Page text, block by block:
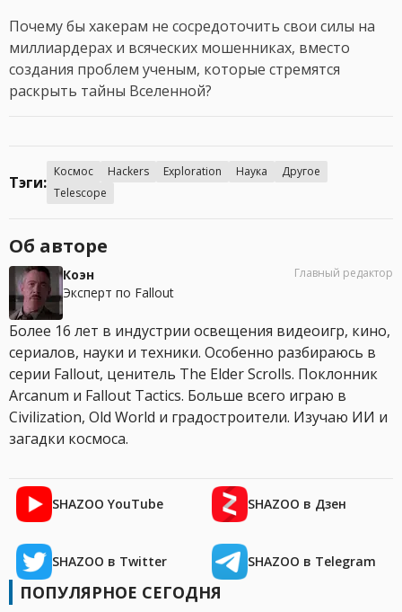
Почему бы хакерам не сосредоточить свои силы на
миллиардерах и всяческих мошенниках, вместо
создания проблем ученым, которые стремятся
раскрыть тайны Вселенной?
Тэги:
Космос Hackers Exploration Наука
Другое
Telescope
Об авторе
Коэн
Эксперт по Fallout
Главный редактор
Более 16 лет в индустрии освещения видеоигр, кино,
сериалов, науки и техники. Особенно разбираюсь в
серии Fallout, ценитель The Elder Scrolls. Поклонник
Arcanum и Fallout Tactics. Больше всего играю в
Civilization, Old World и градостроители. Изучаю ИИ и
загадки космоса.
SHAZOO YouTube SHAZOO в Дзен
SHAZOO в Twitter SHAZOO в Telegram
ПОПУЛЯРНОЕ СЕГОДНЯ